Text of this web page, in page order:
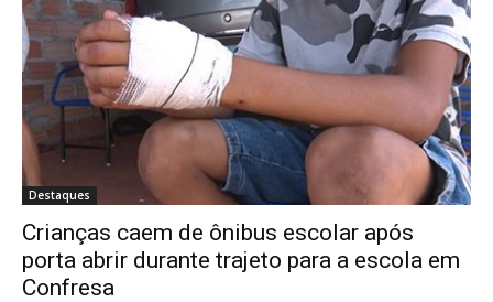
Destaques
Crianças caem de ônibus escolar após
porta abrir durante trajeto para a escola em
Confresa